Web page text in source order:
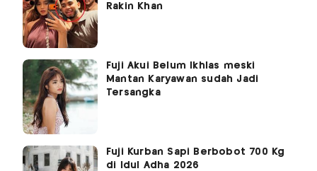
Rakin Khan
Fuji Akui Belum Ikhlas meski
Mantan Karyawan sudah Jadi
Tersangka
Fuji Kurban Sapi Berbobot 700 Kg
di Idul Adha 2026